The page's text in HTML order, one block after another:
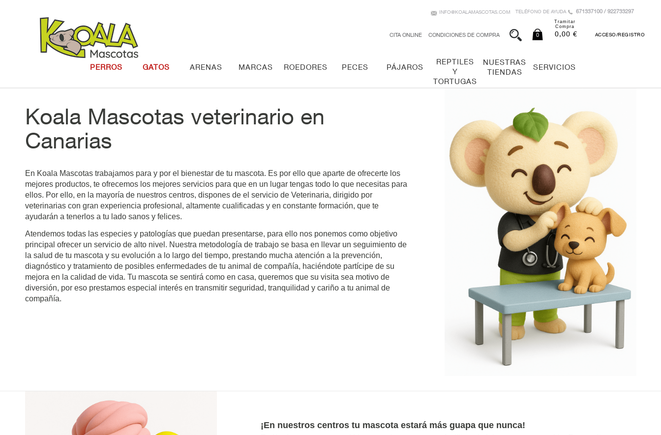
TELÉFONO DE AYUDA 671337100 / 922733297
INFO@KOALAMASCOTAS.COM
CITA ONLINE CONDICIONES DE COMPRA ACCESO/REGISTRO
0
Tramitar
Compra
0,00 €
PERROS GATOS ARENAS MARCAS ROEDORES PECES PÁJAROS
REPTILES
Y
TORTUGAS
NUESTRAS
TIENDAS
SERVICIOS
Koala Mascotas veterinario en
Canarias
En Koala Mascotas trabajamos para y por el bienestar de tu mascota. Es por ello que aparte de ofrecerte los
mejores productos, te ofrecemos los mejores servicios para que en un lugar tengas todo lo que necesitas para
ellos. Por ello, en la mayoría de nuestros centros, dispones de el servicio de Veterinaria, dirigido por
veterinarias con gran experiencia profesional, altamente cualificadas y en constante formación, que te
ayudarán a tenerlos a tu lado sanos y felices.
Atendemos todas las especies y patologías que puedan presentarse, para ello nos ponemos como objetivo
principal ofrecer un servicio de alto nivel. Nuestra metodología de trabajo se basa en llevar un seguimiento de
la salud de tu mascota y su evolución a lo largo del tiempo, prestando mucha atención a la prevención,
diagnóstico y tratamiento de posibles enfermedades de tu animal de compañía, haciéndote partícipe de su
mejora en la calidad de vida. Tu mascota se sentirá como en casa, queremos que su visita sea motivo de
diversión, por eso prestamos especial interés en transmitir seguridad, tranquilidad y cariño a tu animal de
compañía.
¡En nuestros centros tu mascota estará más guapa que nunca!